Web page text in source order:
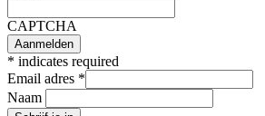
CAPTCHA
* indicates required
Email adres *
Naam